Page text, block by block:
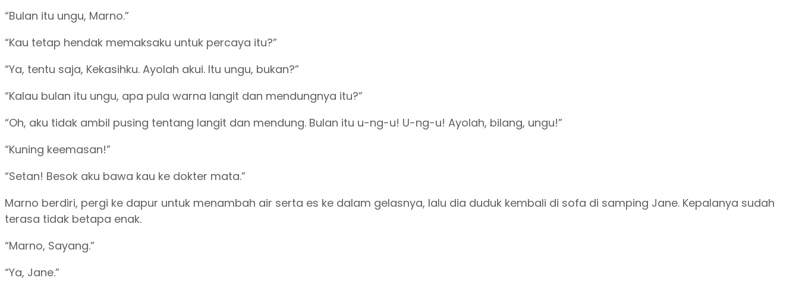
“Bulan itu ungu, Marno.”
“Kau tetap hendak memaksaku untuk percaya itu?”
“Ya, tentu saja, Kekasihku. Ayolah akui. Itu ungu, bukan?”
“Kalau bulan itu ungu, apa pula warna langit dan mendungnya itu?”
“Oh, aku tidak ambil pusing tentang langit dan mendung. Bulan itu u-ng-u! U-ng-u! Ayolah, bilang, ungu!”
“Kuning keemasan!”
“Setan! Besok aku bawa kau ke dokter mata.”
Marno berdiri, pergi ke dapur untuk menambah air serta es ke dalam gelasnya, lalu dia duduk kembali di sofa di samping Jane. Kepalanya sudah
terasa tidak betapa enak.
“Marno, Sayang.”
“Ya, Jane.”